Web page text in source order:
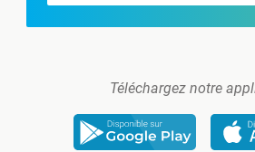
Téléchargez notre